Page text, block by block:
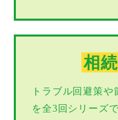
相
トラブル回避策
を全3回シリーズ